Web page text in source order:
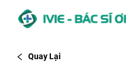
Quay Lại